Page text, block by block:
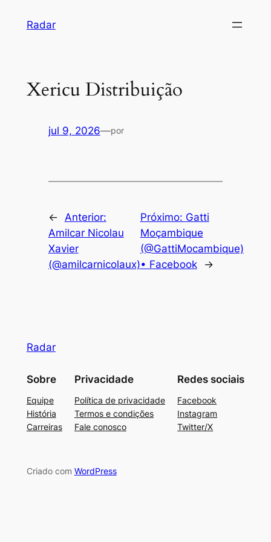
Radar
Xericu Distribuição
jul 9, 2026—por
←
Anterior:
Amilcar Nicolau
Xavier
(@amilcarnicolaux)
Próximo: Gatti
Moçambique
(@GattiMocambique)
• Facebook
→
Radar
Sobre
Equipe
História
Carreiras
Privacidade
Política de privacidade
Termos e condições
Fale conosco
Redes sociais
Facebook
Instagram
Twitter/X
Criado com WordPress